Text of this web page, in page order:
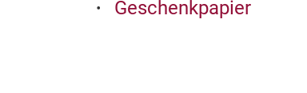
Geschenkpapier